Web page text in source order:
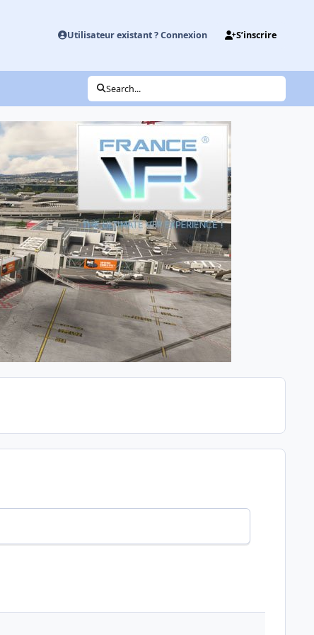
Utilisateur existant ? Connexion S’inscrire
Search...